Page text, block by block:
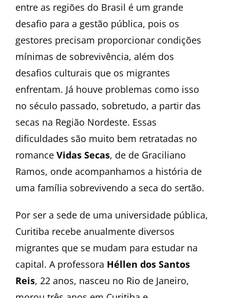
entre as regiões do Brasil é um grande
desafio para a gestão pública, pois os
gestores precisam proporcionar condições
mínimas de sobrevivência, além dos
desafios culturais que os migrantes
enfrentam. Já houve problemas como isso
no século passado, sobretudo, a partir das
secas na Região Nordeste. Essas
dificuldades são muito bem retratadas no
romance Vidas Secas, de de Graciliano
Ramos, onde acompanhamos a história de
uma família sobrevivendo a seca do sertão.
Por ser a sede de uma universidade pública,
Curitiba recebe anualmente diversos
migrantes que se mudam para estudar na
capital. A professora Héllen dos Santos
Reis, 22 anos, nasceu no Rio de Janeiro,